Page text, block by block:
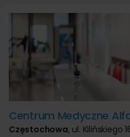
Centrum Medyczne
Częstochowa, ul. Kilińskiego